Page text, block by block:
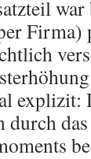
war
Firma)
explizit:
durch